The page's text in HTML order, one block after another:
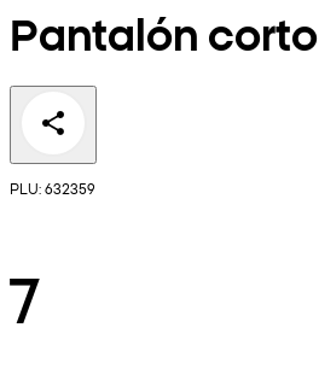
Pantalón corto
PLU: 632359
7